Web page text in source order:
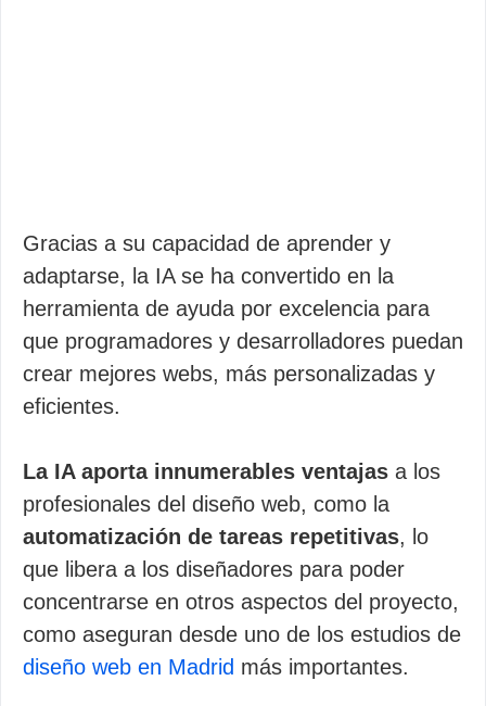
Gracias a su capacidad de aprender y
adaptarse, la IA se ha convertido en la
herramienta de ayuda por excelencia para
que programadores y desarrolladores puedan
crear mejores webs, más personalizadas y
eficientes.
La IA aporta innumerables ventajas a los
profesionales del diseño web, como la
automatización de tareas repetitivas, lo
que libera a los diseñadores para poder
concentrarse en otros aspectos del proyecto,
como aseguran desde uno de los estudios de
diseño web en Madrid más importantes.